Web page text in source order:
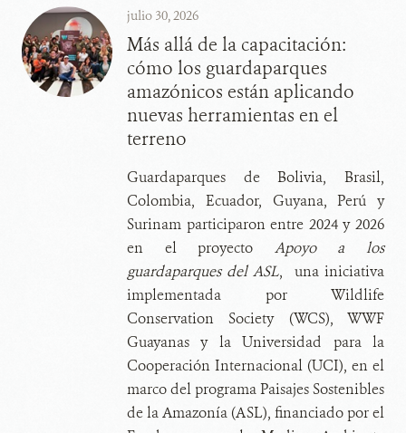
julio 30, 2026
Más allá de la capacitación:
cómo los guardaparques
amazónicos están aplicando
nuevas herramientas en el
terreno
Guardaparques de Bolivia, Brasil,
Colombia, Ecuador, Guyana, Perú y
Surinam participaron entre 2024 y 2026
en el proyecto Apoyo a los
guardaparques del ASL, una iniciativa
implementada por Wildlife
Conservation Society (WCS), WWF
Guayanas y la Universidad para la
Cooperación Internacional (UCI), en el
marco del programa Paisajes Sostenibles
de la Amazonía (ASL), financiado por el